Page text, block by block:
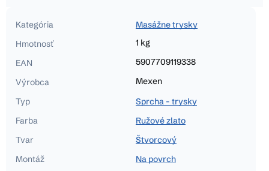
Kategória
Masážne trysky
Hmotnosť
1 kg
EAN
5907709119338
Výrobca
Mexen
Typ
Sprcha - trysky
Farba
Ružové zlato
Tvar
Štvorcový
Montáž
Na povrch